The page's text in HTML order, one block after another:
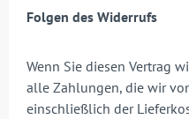
Folgen des Widerrufs
Wenn Sie diesen Vertrag
alle Zahlungen, die wir
einschließlich der